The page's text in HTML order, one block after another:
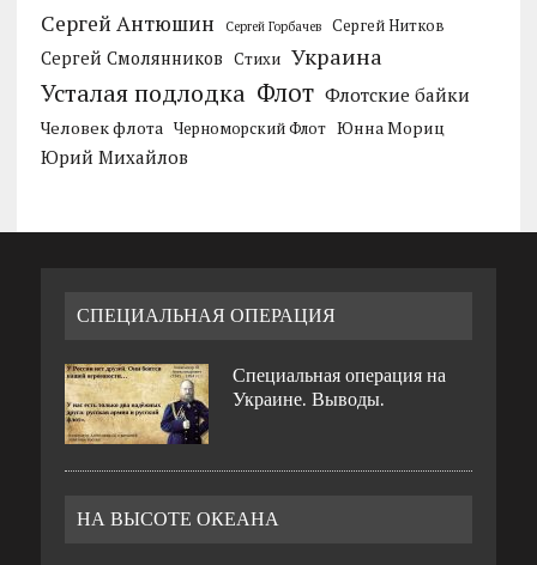
Сергей Антюшин Сергей Горбачев Сергей Нитков
Сергей Смолянников Стихи Украина
Усталая подлодка Флот Флотские байки
Человек флота Черноморский Флот Юнна Мориц
Юрий Михайлов
СПЕЦИАЛЬНАЯ ОПЕРАЦИЯ
Специальная операция на
Украине. Выводы.
НА ВЫСОТЕ ОКЕАНА